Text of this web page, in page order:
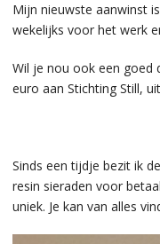
Mijn nieuwste aanwinst
wekelijks voor het werk
Wil je nou ook een goed
euro aan Stichting Still,
Sinds een tijdje bezit ik
resin sieraden voor
uniek. Je kan van alles